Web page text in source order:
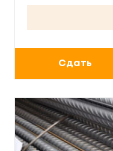
Сдать